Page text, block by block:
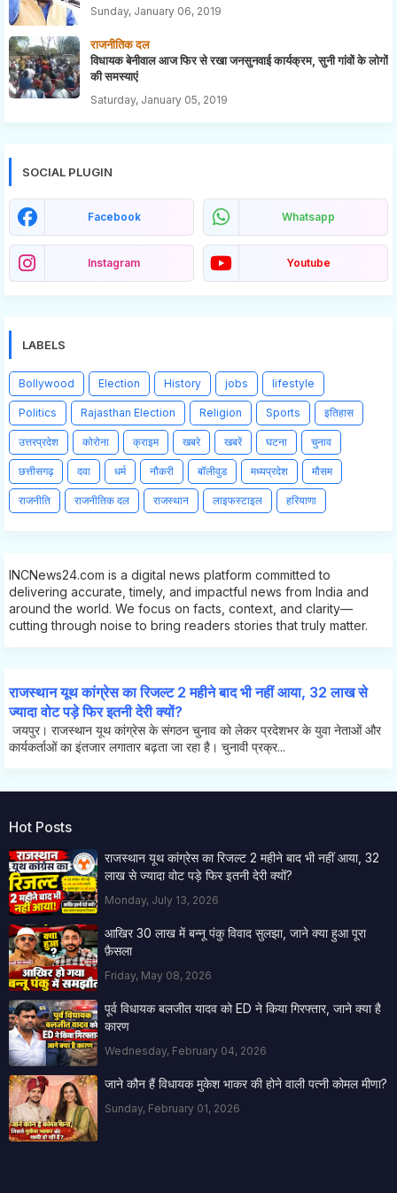
Sunday, January 06, 2019
राजनीतिक दल
विधायक बेनीवाल आज फिर से रखा जनसुनवाई कार्यक्रम, सुनी गांवों के लोगों
की समस्याएं
Saturday, January 05, 2019
SOCIAL PLUGIN
Facebook Whatsapp
Instagram Youtube
LABELS
Bollywood Election History jobs lifestyle
Politics Rajasthan Election Religion Sports इतिहास
उत्तरप्रदेश कोरोना क्राइम खबरे खबरें घटना चुनाव
छत्तीसगढ़ दवा धर्म नौकरी बॉलीवुड मध्यप्रदेश मौसम
राजनीति राजनीतिक दल राजस्थान लाइफस्टाइल हरियाणा
INCNews24.com is a digital news platform committed to
delivering accurate, timely, and impactful news from India and
around the world. We focus on facts, context, and clarity—
cutting through noise to bring readers stories that truly matter.
राजस्थान यूथ कांग्रेस का रिजल्ट 2 महीने बाद भी नहीं आया, 32 लाख से
ज्यादा वोट पड़े फिर इतनी देरी क्यों?
जयपुर। राजस्थान यूथ कांग्रेस के संगठन चुनाव को लेकर प्रदेशभर के युवा नेताओं और
कार्यकर्ताओं का इंतजार लगातार बढ़ता जा रहा है। चुनावी प्रक्र...
Hot Posts
राजस्थान यूथ कांग्रेस का रिजल्ट 2 महीने बाद भी नहीं आया, 32
लाख से ज्यादा वोट पड़े फिर इतनी देरी क्यों?
Monday, July 13, 2026
आखिर 30 लाख में बन्नू पंकु विवाद सुलझा, जाने क्या हुआ पूरा
फ़ैसला
Friday, May 08, 2026
पूर्व विधायक बलजीत यादव को ED ने किया गिरफ्तार, जाने क्या है
कारण
Wednesday, February 04, 2026
जाने कौन हैं विधायक मुकेश भाकर की होने वाली पत्नी कोमल मीणा?
Sunday, February 01, 2026